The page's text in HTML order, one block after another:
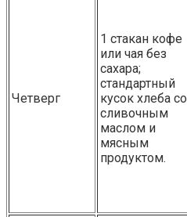
Четверг
1 стакан кофе
или чая без
сахара;
стандартный
кусок хлеба со
сливочным
маслом и
мясным
продуктом.